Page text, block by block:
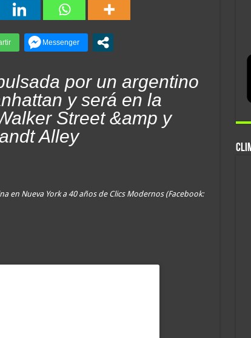
por un argentino
y será en la
Street &amp y
Alley
en Nueva York a 40 años de Clics Modernos (Facebook: